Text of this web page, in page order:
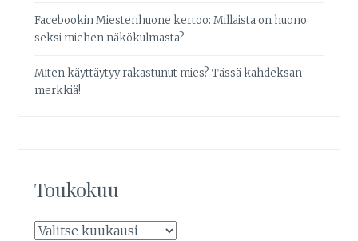
Facebookin Miestenhuone kertoo: Millaista on huono
seksi miehen näkökulmasta?
Miten käyttäytyy rakastunut mies? Tässä kahdeksan
merkkiä!
Toukokuu